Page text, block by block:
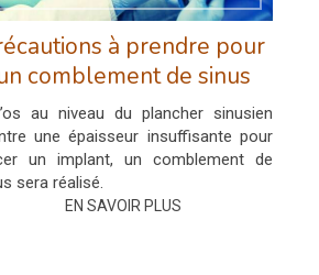
à prendre pour
comblement de sinus
au niveau du plancher sinusien
une épaisseur insuffisante pour
un implant, un comblement de
sera réalisé.
EN SAVOIR PLUS